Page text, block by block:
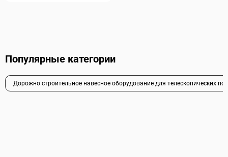
Популярные категории
Дорожно строительное навесное оборудование для телескопических